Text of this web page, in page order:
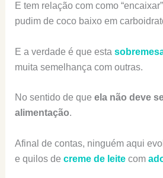
E tem relação com como
pudim de coco baixo em
E a verdade é que esta
muita semelhança com outras.
No sentido de que ela não deve
alimentação.
Afinal de contas, ninguém aqui
e quilos de creme de leitecom